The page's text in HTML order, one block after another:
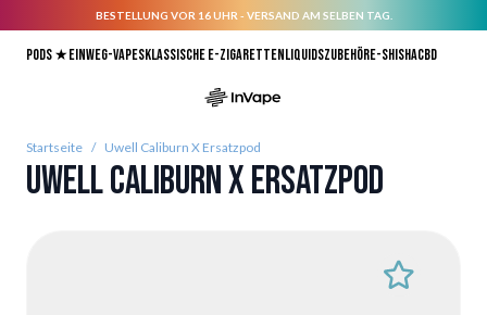
BESTELLUNG VOR 16 UHR - VERSAND AM SELBEN TAG.
Pods ★Einweg-VapesKlassische E-ZigarettenLiquidsZubehörE-ShishaCBD
Startseite / Uwell Caliburn X Ersatzpod
Uwell Caliburn X Ersatzpod